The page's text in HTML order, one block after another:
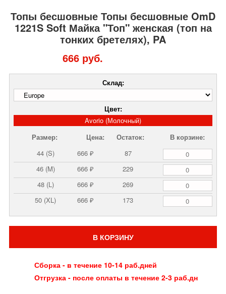
Топы бесшовные Топы бесшовные OmD
1221S Soft Майка "Топ" женская (топ на
тонких бретелях), PA
666 руб.
Склад:
Цвет:
Avorio (Молочный)
Размер:
Цена: Остаток:
В корзине:
44 (S)
666 ₽
87
46 (M)
666 ₽
229
48 (L)
666 ₽
269
50 (XL)
666 ₽ 173
В КОРЗИНУ
Сборка - в течение 10-14 раб.дней
Отгрузка - после оплаты в течение 2-3 раб.дн